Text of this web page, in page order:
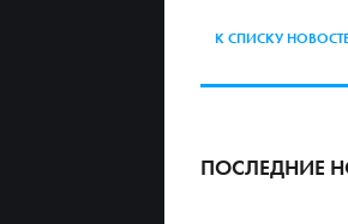
К СПИСКУ
ПОСЛЕДНИЕ